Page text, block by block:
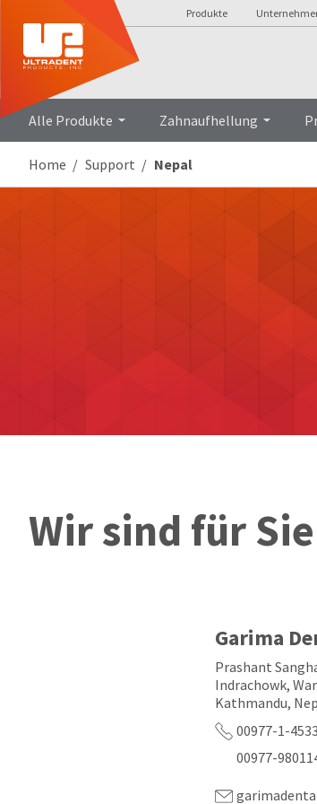
Produkte
Alle Produkte Zahnaufhellung
Home Support Nepal
Wir sind für
Garima
Prashant
Indrachowk,
Kathmandu,
00977-1-
00977-